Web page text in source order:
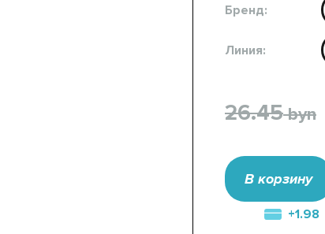
Бренд:
Линия:
26.45
В корзину
+1.98